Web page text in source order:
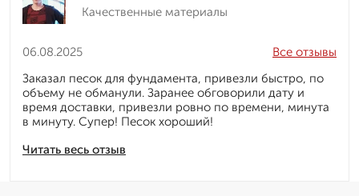
Качественные материалы
06.08.2025
Читать весь отзыв
Все отзывы
Заказал песок для фундамента, привезли быстро, по
объему не обманули. Заранее обговорили дату и
время доставки, привезли ровно по времени, минута
в минуту. Супер! Песок хороший!